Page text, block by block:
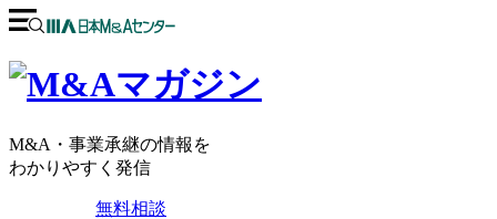
M&A・事業承継の情報を
わかりやすく発信
無料相談